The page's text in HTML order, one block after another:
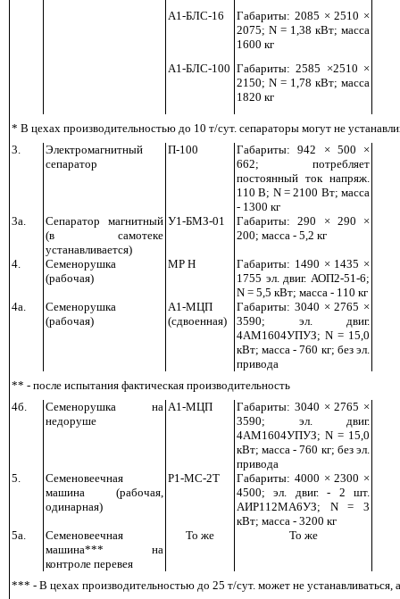
А1-БЛС-16
Габариты: 2085 × 2510 ×
2075; N= 1,38 кВт; масса
1600 кг
А1-БЛС-100 Габариты: 2585 ×2510 ×
2150; N= 1,78 кВт; масса
1820 кг
* В цехах производительностью до 10 т/сут. сепараторы могут не
3.
Электромагнитный
сепаратор
П-100
Габариты: 942 × 500 ×
662; потребляет
постоянный ток напряж.
110 В; N = 2100 Вт; масса
- 1300 кг
3а.
Сепаратор магнитный
(в самотеке
устанавливается)
У1-БМЗ-01
Габариты: 290 × 290 ×
200; масса - 5,2 кг
4.
Семенорушка
(рабочая)
МР Н
Габариты: 1490 × 1435 ×
1755 эл. двиг. АОП2-51-6;
N= 5,5 кВт; масса - 110 кг
4а.
Семенорушка
(рабочая)
А1-МЦП
(сдвоенная)
Габариты: 3040 × 2765 ×
3590; эл. двиг.
4АМ1604УПУЗ; N= 15,0
кВт; масса - 760 кг; без эл.
привода
** - после испытания фактическая производительность
4б.
Семенорушка на
недоруше
А1-МЦП
Габариты: 3040 × 2765 ×
3590; эл. двиг.
4АМ1604УПУЗ; N= 15,0
кВт; масса - 760 кг; без эл.
привода
5.
Семеновеечная
машина (рабочая,
одинарная)
Р1-МС-2Т
Габариты: 4000 × 2300 ×
4500; эл. двиг. - 2 шт.
АИР112МА6УЗ; N
= 3
кВт; масса - 3200 кг
5а.
Семеновеечная
машина*** на
контроле перевея
То же То же
*** - В цехах производительностью до 25 т/сут. может не